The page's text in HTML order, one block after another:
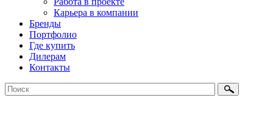
Карьера в компании
Бренды
Портфолио
Где купить
Дилерам
Контакты